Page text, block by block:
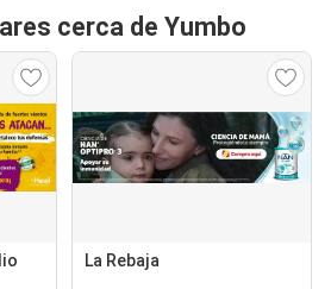
cerca de Yumbo
La Rebaja